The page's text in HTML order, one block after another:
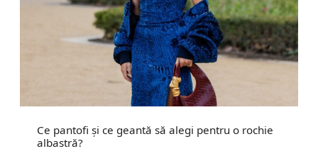
Ce pantofi și ce geantă să alegi pentru o rochie
albastră?